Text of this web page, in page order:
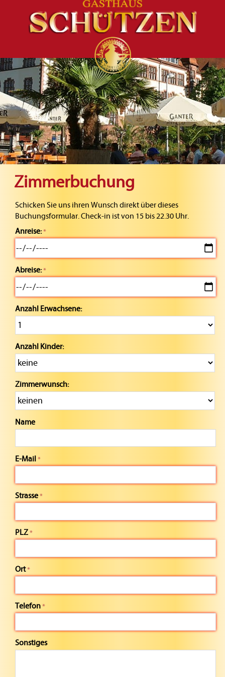
Zimmerbuchung
Schicken Sie uns ihren Wunsch direkt über dieses
Buchungsformular. Check-in ist von 15 bis 22.30 Uhr.
Anreise:
Abreise:
Anzahl Erwachsene:
Anzahl Kinder:
Zimmerwunsch:
Name
E-Mail
Strasse
PLZ
Ort
Telefon
Sonstiges